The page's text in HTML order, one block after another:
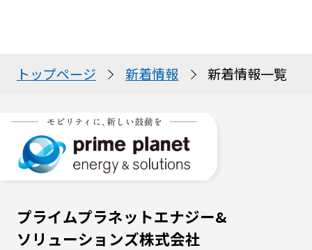
トップページ 新着情報 新着情報一覧
プライムプラネットエナジー&
ソリューションズ株式会社